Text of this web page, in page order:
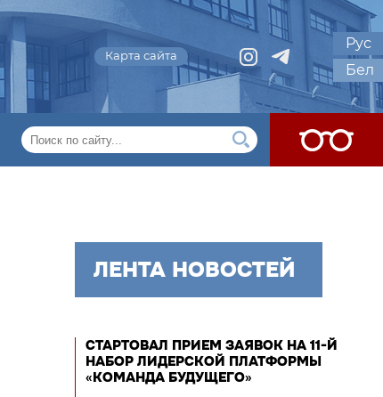
Карта сайта
Рус
Бел
ЛЕНТА НОВОСТЕЙ
СТАРТОВАЛ ПРИЕМ ЗАЯВОК НА 11-Й
НАБОР ЛИДЕРСКОЙ ПЛАТФОРМЫ
«КОМАНДА БУДУЩЕГО»